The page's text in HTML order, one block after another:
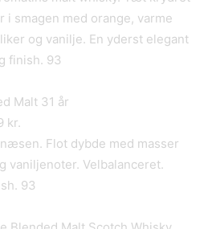
smagen med orange, varme
og vanilje. En yderst elegant
finish. 93
Malt 31 år
kr.
Flot dybde med masser
vaniljenoter. Velbalanceret.
93